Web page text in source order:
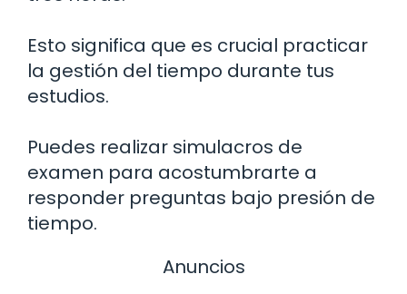
Esto significa que es crucial practicar
la gestión del tiempo durante tus
estudios.
Puedes realizar simulacros de
examen para acostumbrarte a
responder preguntas bajo presión de
tiempo.
Anuncios